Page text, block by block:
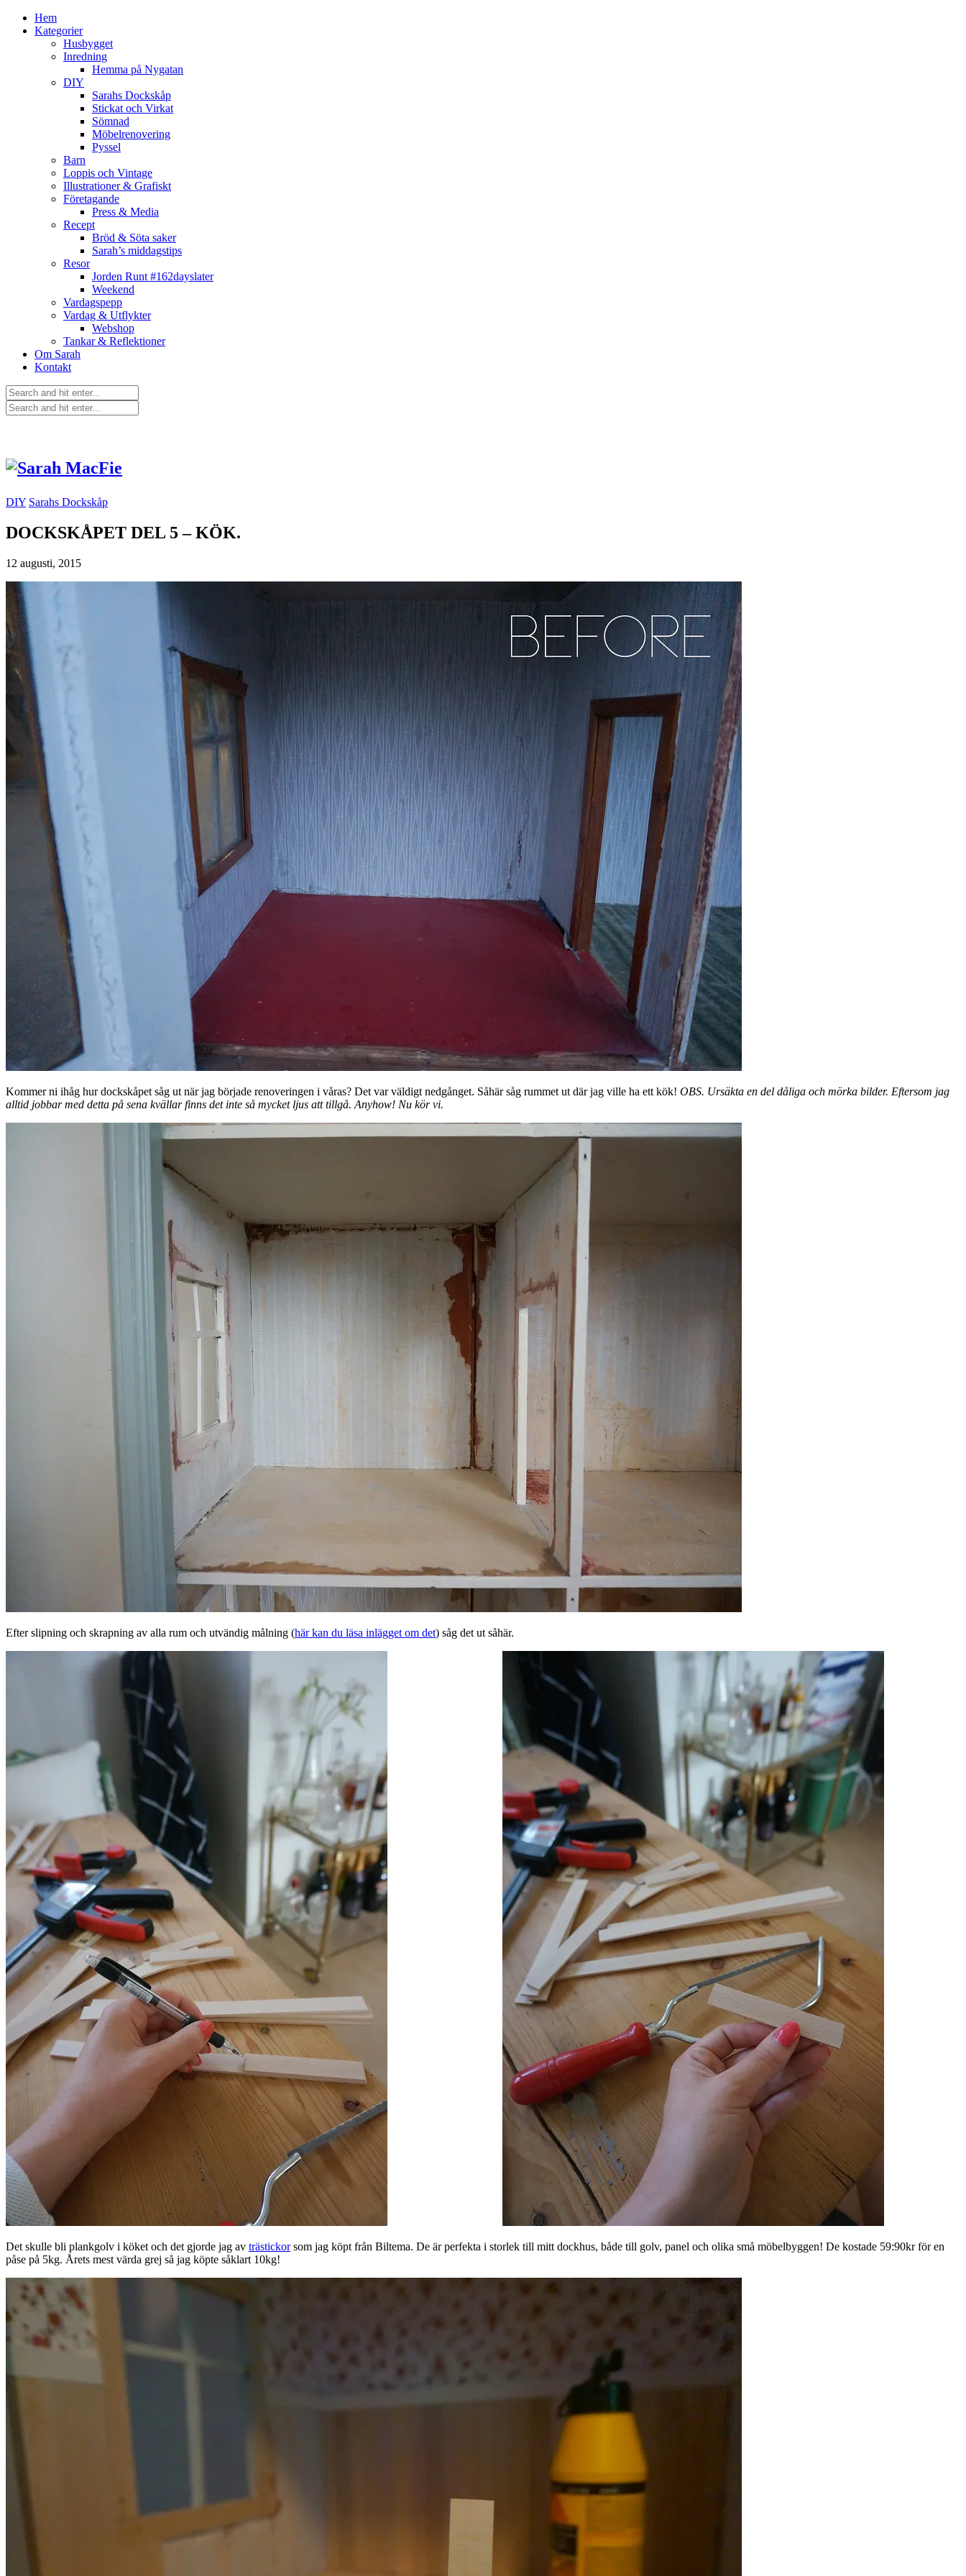
Hem
Kategorier
Husbygget
Inredning
Hemma på Nygatan
DIY
Sarahs Dockskåp
Stickat och Virkat
Sömnad
Möbelrenovering
Pyssel
Barn
Loppis och Vintage
Illustrationer & Grafiskt
Företagande
Press & Media
Recept
Bröd & Söta saker
Sarah’s middagstips
Resor
Jorden Runt #162dayslater
Weekend
Vardagspepp
Vardag & Utflykter
Webshop
Tankar & Reflektioner
Om Sarah
Kontakt
DIY Sarahs Dockskåp
DOCKSKÅPET DEL 5 – KÖK.
12 augusti, 2015
Kommer ni ihåg hur dockskåpet såg ut när jag började renoveringen i våras? Det var väldigt nedgånget. Såhär såg rummet ut där jag ville ha ett kök! OBS. Ursäkta en del dåliga och mörka bilder. Eftersom jag
alltid jobbar med detta på sena kvällar finns det inte så mycket ljus att tillgå. Anyhow! Nu kör vi.
Efter slipning och skrapning av alla rum och utvändig målning (här kan du läsa inlägget om det) såg det ut såhär.
Det skulle bli plankgolv i köket och det gjorde jag av trästickorsom jag köpt från Biltema. De är perfekta i storlek till mitt dockhus, både till golv, panel och olika små möbelbyggen! De kostade 59:90kr för en
påse på 5kg. Årets mest värda grej så jag köpte såklart 10kg!